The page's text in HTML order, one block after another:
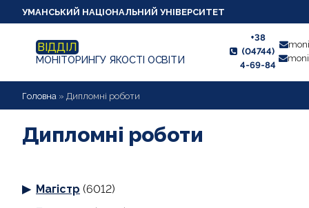
УМАНСЬКИЙ НАЦІОНАЛЬНИЙ УНІВЕРСИТЕТ
ВІДДІЛ
МОНІТОРИНГУ ЯКОСТІ ОСВІТИ
+38
(04744)
4-69-84
НОВИНИ
ПРО ВІДДІЛ
ВИКЛАДАЧУ
Головна » Дипломні роботи
Дипломні роботи
Магістр (6012)